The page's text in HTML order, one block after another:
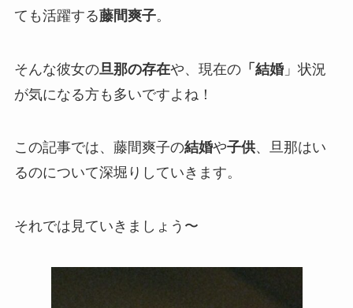
ても活躍する藤間爽子。
そんな彼女の旦那の存在や、現在の「結婚」状況
が気になる方も多いですよね！
この記事では、藤間爽子の結婚や子供、旦那はい
るのについて深堀りしていきます。
それでは見ていきましょう〜